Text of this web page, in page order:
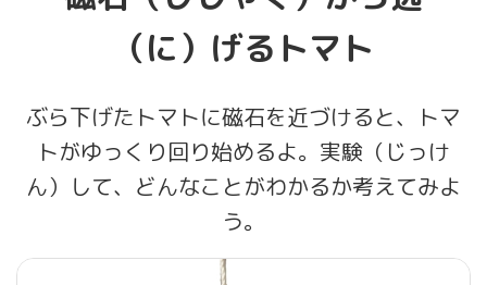
（に）げるトマト
ぶら下げたトマトに磁石を近づけると、トマ
トがゆっくり回り始めるよ。実験（じっけ
ん）して、どんなことがわかるか考えてみよ
う。